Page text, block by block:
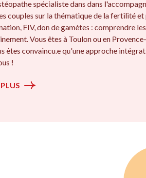
spécialiste dans dans
couples sur la thématique de la fertilité
FIV, don de gamètes : comprendre
Vous êtes à Toulon ou en
êtes convaincu.e qu'une approche
!